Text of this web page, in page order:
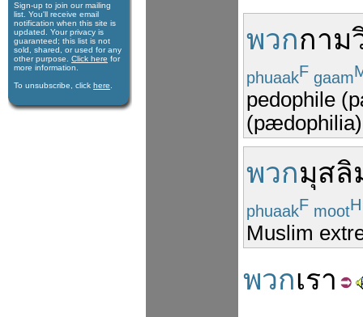
Sign-up to join our mail­ing
list. You'll receive e­mail
notification when this site is
updated. Your privacy is
guaran­teed; this list is not
sold, shared, or used for any
other purpose. Click here for
more infor­mation.
To unsubscribe, click here
พวกกาม
phuaakF gaam
pedophile
(pædophilia)
พวกมุสลิ
phuaakF mootH
Muslim
พวกเรา